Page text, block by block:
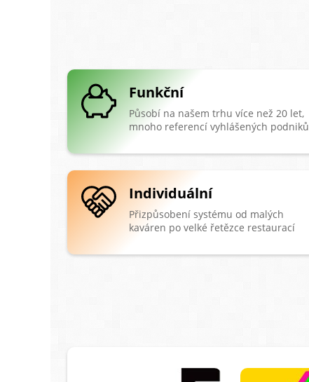
Funkční
Působí na našem trhu více než 20 let,
mnoho referencí vyhlášených podniků
Individuální
Přizpůsobení systému od malých
kaváren po velké řetězce restaurací